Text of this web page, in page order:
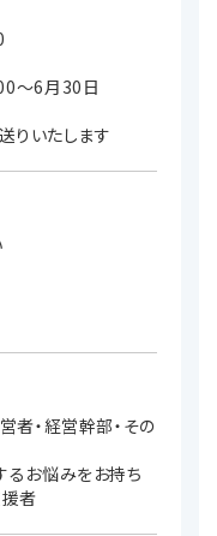
～6月30日
りいたします
者・経営幹部・その
るお悩みをお持ち
者